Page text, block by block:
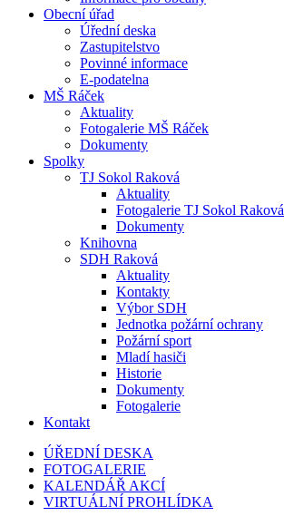
Obecní úřad
Úřední deska
Zastupitelstvo
Povinné informace
E-podatelna
MŠ Ráček
Aktuality
Fotogalerie MŠ Ráček
Dokumenty
Spolky
TJ Sokol Raková
Aktuality
Fotogalerie TJ Sokol Raková
Dokumenty
Knihovna
SDH Raková
Aktuality
Kontakty
Výbor SDH
Jednotka požární ochrany
Požární sport
Mladí hasiči
Historie
Dokumenty
Fotogalerie
Kontakt
ÚŘEDNÍ DESKA
FOTOGALERIE
KALENDÁŘ AKCÍ
VIRTUÁLNÍ PROHLÍDKA